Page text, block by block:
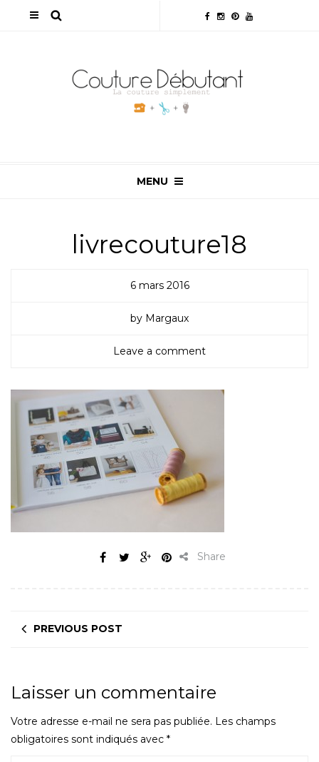
MENU
livrecouture18
6 mars 2016
by Margaux
Leave a comment
Share
PREVIOUS POST
Laisser un commentaire
Votre adresse e-mail ne sera pas publiée. Les champs
obligatoires sont indiqués avec *